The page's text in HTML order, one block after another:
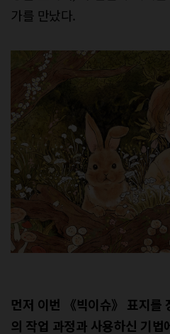
가를 만났다.
먼저 이번 《빅이슈》 표지를
의 작업 과정과 사용하신 기